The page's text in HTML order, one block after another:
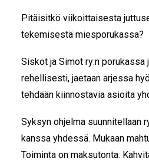
Pitäisitkö viikoittaisesta
tekemisestä miesporukassa?
Siskot ja Simot ry:n porukassa
rehellisesti, jaetaan arjessa
tehdään kiinnostavia asioita
Syksyn ohjelma suunnitellaan
kanssa yhdessä. Mukaan
Toiminta on maksutonta.